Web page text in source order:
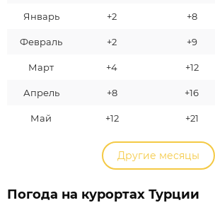
Январь +2 +8
Февраль +2 +9
Март +4 +12
Апрель +8 +16
Май +12 +21
Другие месяцы
Погода на курортах Турции